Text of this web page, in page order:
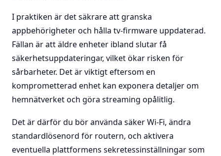
I praktiken är det säkrare att granska
appbehörigheter och hålla tv-firmware uppdaterad.
Fällan är att äldre enheter ibland slutar få
säkerhetsuppdateringar, vilket ökar risken för
sårbarheter. Det är viktigt eftersom en
komprometterad enhet kan exponera detaljer om
hemnätverket och göra streaming opålitlig.
Det är därför du bör använda säker Wi-Fi, ändra
standardlösenord för routern, och aktivera
eventuella plattformens sekretessinställningar som